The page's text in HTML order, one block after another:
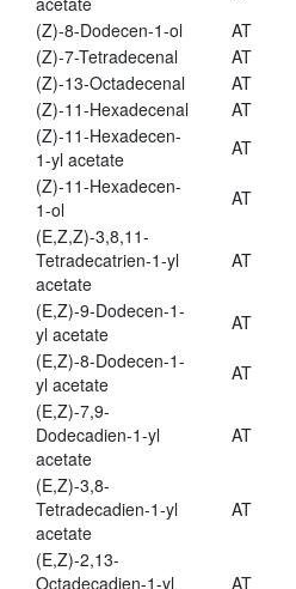
(Z)-8-Dodecen-1-ol
AT
(Z)-7-Tetradecenal
AT
(Z)-13-Octadecenal
AT
(Z)-11-Hexadecenal
AT
(Z)-11-Hexadecen-
1-yl acetate
AT
(Z)-11-Hexadecen-
1-ol
AT
(E,Z,Z)-3,8,11-
Tetradecatrien-1-yl
acetate
AT
(E,Z)-9-Dodecen-1-
yl acetate
AT
(E,Z)-8-Dodecen-1-
yl acetate
AT
(E,Z)-7,9-
Dodecadien-1-yl
acetate
AT
(E,Z)-3,8-
Tetradecadien-1-yl
acetate
AT
(E,Z)-2,13-
Octadecadien-1-yl
AT